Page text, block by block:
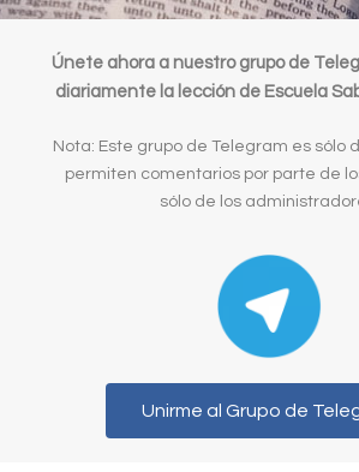
Únete ahora a nuestro grupo de
diariamente la lección de Escuela
Nota: Este grupo de Telegram es sólo
permiten comentarios por parte de
sólo de los
Unirme al Grupo de